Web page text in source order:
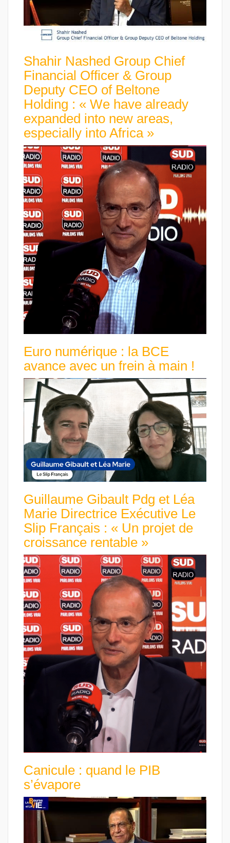
Shahir Nashed Group Chief
Financial Officer & Group
Deputy CEO of Beltone
Holding : « We have already
expanded into new areas,
especially into Africa »
Euro numérique : la BCE
avance avec un frein à main !
Guillaume Gibault Pdg et Léa
Marie Directrice Exécutive Le
Slip Français : « Un projet de
croissance rentable »
Canicule : quand le PIB
s’évapore